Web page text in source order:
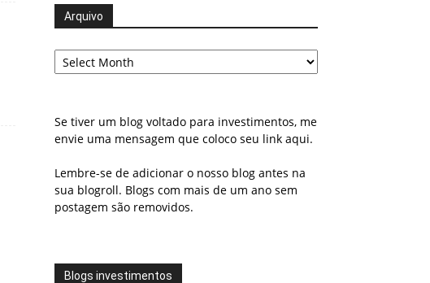
Arquivo
Arquivo
Se tiver um blog voltado para investimentos, me
envie uma mensagem que coloco seu link aqui.
Lembre-se de adicionar o nosso blog antes na
sua blogroll. Blogs com mais de um ano sem
postagem são removidos.
Blogs investimentos